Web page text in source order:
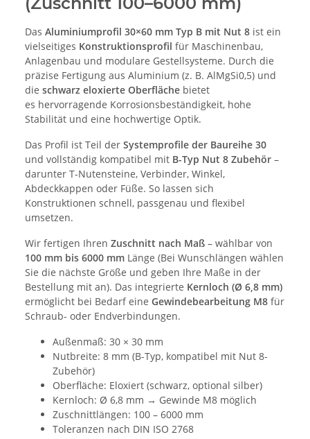
Das Aluminiumprofil 30×60 mm Typ B mit Nut 8 ist ein
vielseitiges Konstruktionsprofil für Maschinenbau,
Anlagenbau und modulare Gestellsysteme. Durch die
präzise Fertigung aus Aluminium (z. B. AlMgSi0,5) und
die schwarz eloxierte Oberfläche bietet
es hervorragende Korrosionsbeständigkeit, hohe
Stabilität und eine hochwertige Optik.
Das Profil ist Teil der Systemprofile der Baureihe 30
und vollständig kompatibel mit B-Typ Nut 8 Zubehör –
darunter T-Nutensteine, Verbinder, Winkel,
Abdeckkappen oder Füße. So lassen sich
Konstruktionen schnell, passgenau und flexibel
umsetzen.
Wir fertigen Ihren Zuschnitt nach Maß – wählbar von
100 mm bis 6000 mm Länge (Bei Wunschlängen wählen
Sie die nächste Größe und geben Ihre Maße in der
Bestellung mit an). Das integrierte Kernloch (Ø 6,8 mm)
ermöglicht bei Bedarf eine Gewindebearbeitung M8 für
Schraub- oder Endverbindungen.
Außenmaß: 30 × 30 mm
Nutbreite: 8 mm (B-Typ, kompatibel mit Nut 8-
Zubehör)
Oberfläche: Eloxiert (schwarz, optional silber)
Kernloch: Ø 6,8 mm → Gewinde M8 möglich
Zuschnittlängen: 100 – 6000 mm
Toleranzen nach DIN ISO 2768